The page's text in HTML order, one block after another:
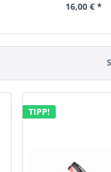
16,00 € *
TIPP!